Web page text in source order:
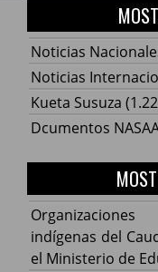
Noticias
Noticias
Kueta Susuza
Dcumentos
Organizaciones
indígenas del
el Ministerio de